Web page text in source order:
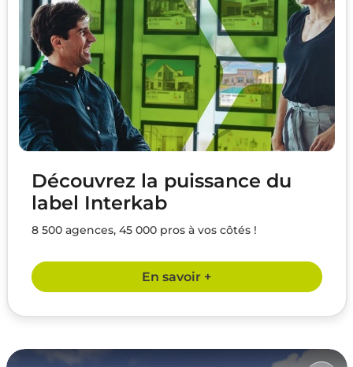
Découvrez la puissance du
label Interkab
8 500 agences, 45 000 pros à vos côtés !
En savoir +